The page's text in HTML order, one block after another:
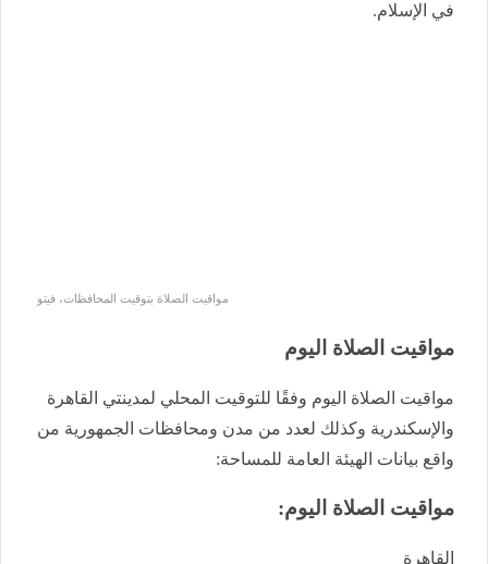
في الإسلام.
مواقيت الصلاة بتوقيت المحافظات، فيتو
مواقيت الصلاة اليوم
مواقيت الصلاة اليوم وفقًا للتوقيت المحلي لمدينتي القاهرة
والإسكندرية وكذلك لعدد من مدن ومحافظات الجمهورية من
واقع بيانات الهيئة العامة للمساحة:
مواقيت الصلاة اليوم:
القاهرة